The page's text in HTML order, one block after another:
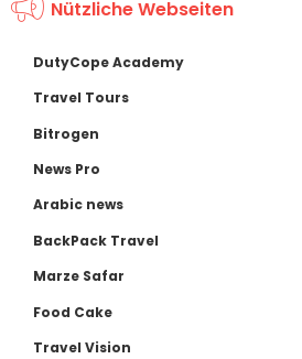
Nützliche Webseiten
DutyCope Academy
Travel Tours
Bitrogen
News Pro
Arabic news
BackPack Travel
Marze Safar
Food Cake
Travel Vision